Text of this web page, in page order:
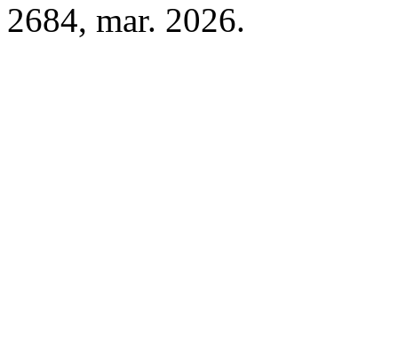
2684, mar. 2026.